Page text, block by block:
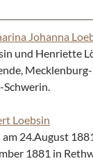
Johanna
und Henriette
Schwerin.
Loebsin
24.August
1881 in